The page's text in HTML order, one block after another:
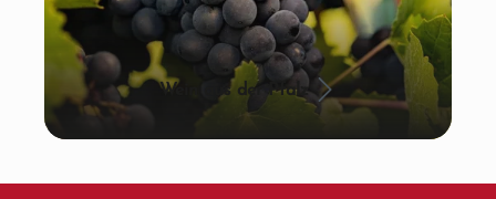
Wein aus der Pfalz